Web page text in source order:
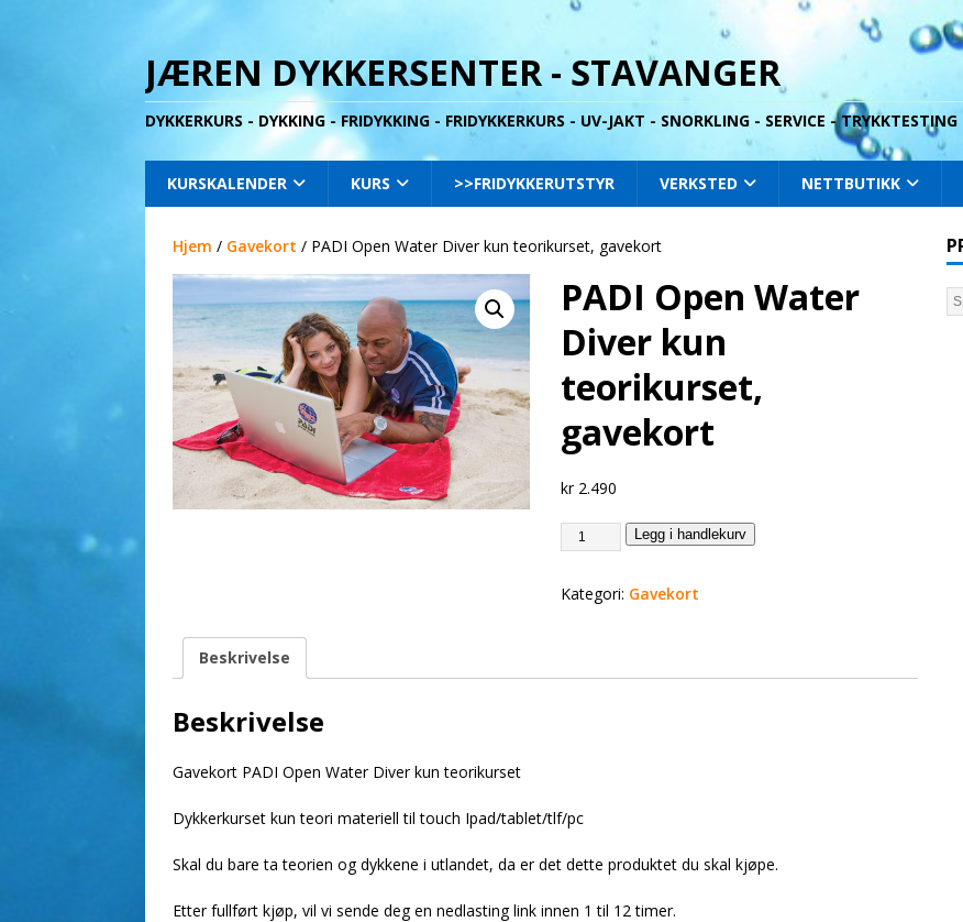
JÆREN DYKKERSENTER - STAVANGER
DYKKERKURS - DYKKING - FRIDYKKING - FRIDYKKERKURS - UV-JAKT - SNORKLING - SERVICE -
KURSKALENDER KURS >>FRIDYKKERUTSTYR VERKSTED NETTBUTIKK
Hjem / Gavekort / PADI Open Water Diver kun teorikurset, gavekort
PADI Open Water
Diver kun
teorikurset,
gavekort
kr2.490
Legg i handlekurv
Kategori: Gavekort
Beskrivelse
Beskrivelse
Gavekort PADI Open Water Diver kun teorikurset
Dykkerkurset kun teori materiell til touch Ipad/tablet/tlf/pc
Skal du bare ta teorien og dykkene i utlandet, da er det dette produktet du skal kjøpe.
Etter fullført kjøp, vil vi sende deg en nedlasting link innen 1 til 12 timer.